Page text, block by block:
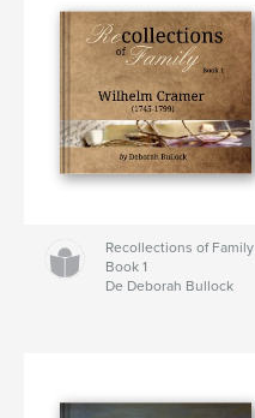
Recollections of Family
Book 1
De Deborah Bullock